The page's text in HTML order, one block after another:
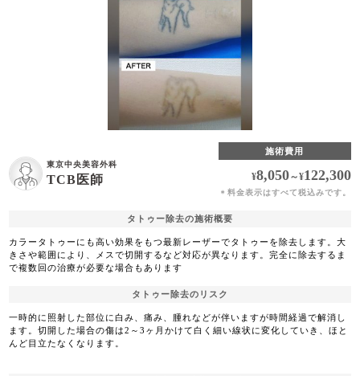
東京中央美容外科
TCB医師
施術費用
¥8,050～¥122,300
＊ 料金表示はすべて税込みです。
タトゥー除去の施術概要
カラータトゥーにも高い効果をもつ最新レーザーでタトゥーを除去します。大
きさや範囲により、メスで切開するなど対応が異なります。完全に除去するま
で複数回の治療が必要な場合もあります
タトゥー除去のリスク
一時的に照射した部位に白み、痛み、腫れなどが伴いますが時間経過で解消し
ます。切開した場合の傷は2～3ヶ月かけて白く細い線状に変化していき、ほと
んど目立たなくなります。